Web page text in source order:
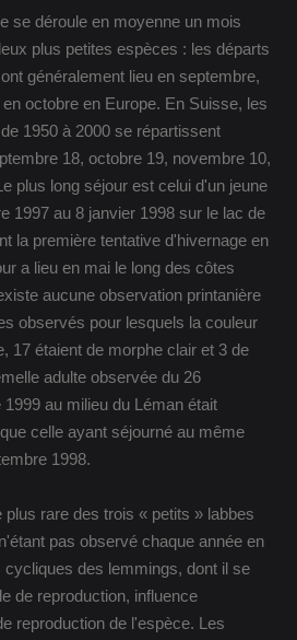
se déroule en moyenne un mois
plus petites espèces : les départs
généralement lieu en septembre,
octobre en Europe. En Suisse, les
1950 à 2000 se répartissent
18, octobre 19, novembre 10,
plus long séjour est celui d'un jeune
1997 au 8 janvier 1998 sur le lac de
la première tentative d'hivernage en
a lieu en mai le long des côtes
aucune observation printanière
observés pour lesquels la couleur
17 étaient de morphe clair et 3 de
adulte observée du 26
au milieu du Léman était
celle ayant séjourné au même
1998.
plus rare des trois « petits » labbes
pas observé chaque année en
des lemmings, dont il se
de reproduction, influence
reproduction de l'espèce. Les